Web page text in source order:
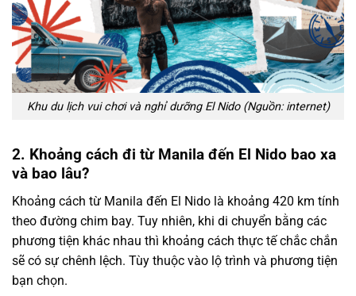
Khu du lịch vui chơi và nghỉ dưỡng El Nido (Nguồn: internet)
2. Khoảng cách đi từ Manila đến El Nido bao xa
và bao lâu?
Khoảng cách từ Manila đến El Nido là khoảng 420 km tính
theo đường chim bay. Tuy nhiên, khi di chuyển bằng các
phương tiện khác nhau thì khoảng cách thực tế chắc chắn
sẽ có sự chênh lệch. Tùy thuộc vào lộ trình và phương tiện
bạn chọn.